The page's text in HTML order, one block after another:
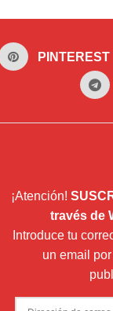
PINTEREST
¡Atención!
través de
Introduce tu
un email
Dirección